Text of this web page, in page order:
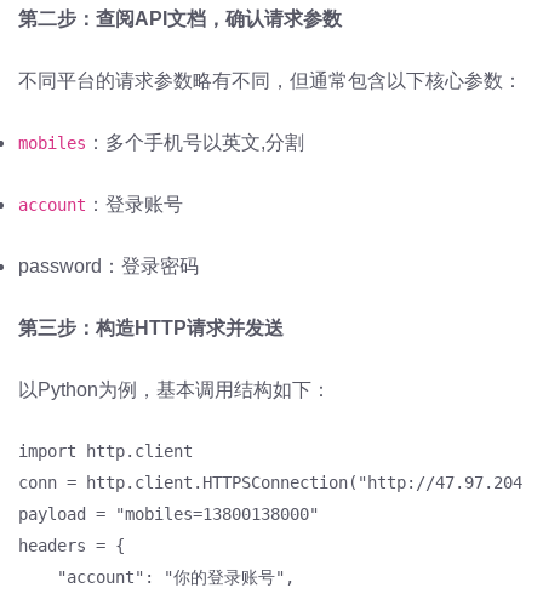
第二步：查阅API文档，确认请求参数
不同平台的请求参数略有不同，但通常包含以下核心参数：
mobiles ：多个手机号以英文,分割
account ：登录账号
password：登录密码
第三步：构造HTTP请求并发送
以Python为例，基本调用结构如下：
import http.client
conn = http.client.HTTPSConnection("http://
payload = "mobiles=13800138000"
headers = {
"account": "你的登录账号",